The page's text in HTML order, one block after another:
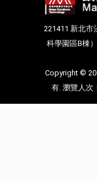
221411 新北
科學園區B棟
Copyright ©
有. 瀏覽人次